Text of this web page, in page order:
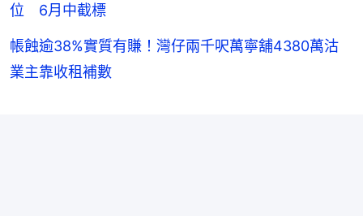
位 6月中截標
帳蝕逾38%實質有賺！灣仔兩千呎萬寧舖4380萬沽
業主靠收租補數